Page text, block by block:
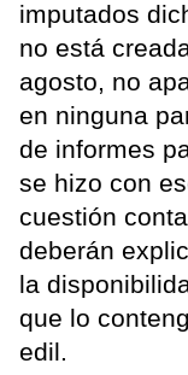
imputados
no está
agosto, no
en ninguna
de informes
se hizo con
cuestión
deberán
la
que lo
edil.